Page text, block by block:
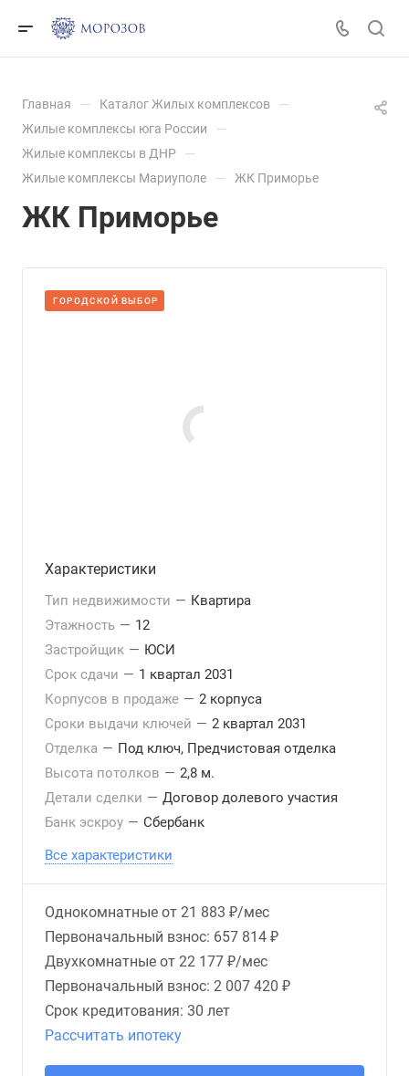
Главная — Каталог Жилых комплексов —
Жилые комплексы юга России —
Жилые комплексы в ДНР —
Жилые комплексы Мариуполе — ЖК Приморье
ЖК Приморье
ГОРОДСКОЙ ВЫБОР
Характеристики
Тип недвижимости — Квартира
Этажность — 12
Застройщик — ЮСИ
Срок сдачи — 1 квартал 2031
Корпусов в продаже — 2 корпуса
Сроки выдачи ключей — 2 квартал 2031
Отделка — Под ключ, Предчистовая отделка
Высота потолков — 2,8 м.
Детали сделки — Договор долевого участия
Банк эскроу — Сбербанк
Все характеристики
Однокомнатные от 21 883 ₽/мес
Первоначальный взнос: 657 814 ₽
Двухкомнатные от 22 177 ₽/мес
Первоначальный взнос: 2 007 420 ₽
Срок кредитования: 30 лет
Рассчитать ипотеку